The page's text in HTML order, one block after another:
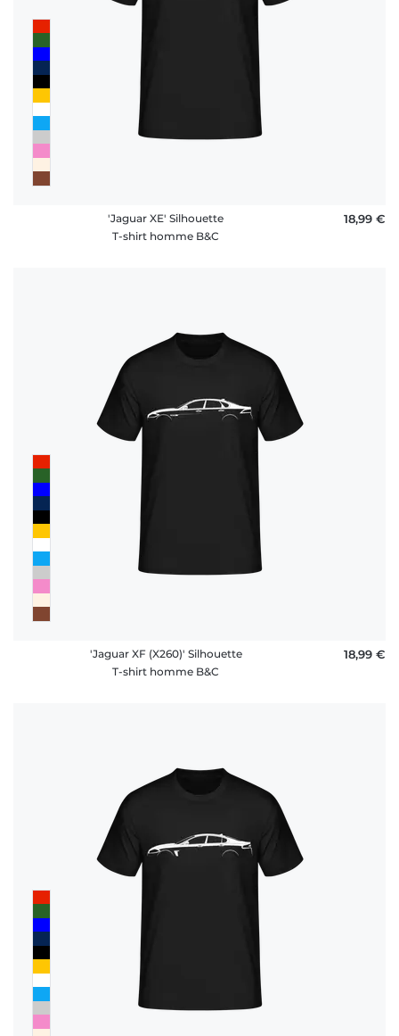
'Jaguar XE' Silhouette
T-shirt homme B&C
18,99 €
'Jaguar XF (X260)' Silhouette
T-shirt homme B&C
18,99 €